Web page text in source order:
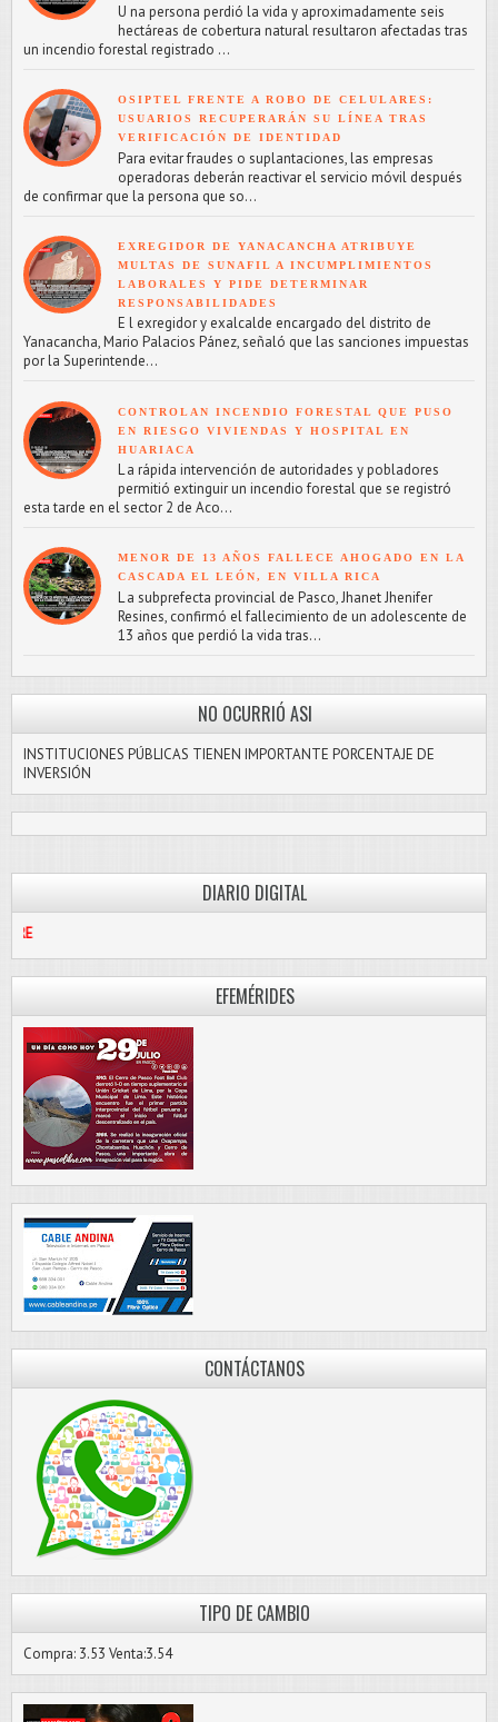
U na persona perdió la vida y aproximadamente seis
hectáreas de cobertura natural resultaron afectadas tras
un incendio forestal registrado ...
OSIPTEL FRENTE A ROBO DE CELULARES:
USUARIOS RECUPERARÁN SU LÍNEA TRAS
VERIFICACIÓN DE IDENTIDAD
Para evitar fraudes o suplantaciones, las empresas
operadoras deberán reactivar el servicio móvil después
de confirmar que la persona que so...
EXREGIDOR DE YANACANCHA ATRIBUYE
MULTAS DE SUNAFIL A INCUMPLIMIENTOS
LABORALES Y PIDE DETERMINAR
RESPONSABILIDADES
E l exregidor y exalcalde encargado del distrito de
Yanacancha, Mario Palacios Pánez, señaló que las sanciones impuestas
por la Superintende...
CONTROLAN INCENDIO FORESTAL QUE PUSO
EN RIESGO VIVIENDAS Y HOSPITAL EN
HUARIACA
L a rápida intervención de autoridades y pobladores
permitió extinguir un incendio forestal que se registró
esta tarde en el sector 2 de Aco...
MENOR DE 13 AÑOS FALLECE AHOGADO EN LA
CASCADA EL LEÓN, EN VILLA RICA
L a subprefecta provincial de Pasco, Jhanet Jhenifer
Resines, confirmó el fallecimiento de un adolescente de
13 años que perdió la vida tras...
NO OCURRIÓ ASI
INSTITUCIONES PÚBLICAS TIENEN IMPORTANTE PORCENTAJE DE
INVERSIÓN
DIARIO DIGITAL
EFEMÉRIDES
CONTÁCTANOS
TIPO DE CAMBIO
Compra: 3.53 Venta:3.54